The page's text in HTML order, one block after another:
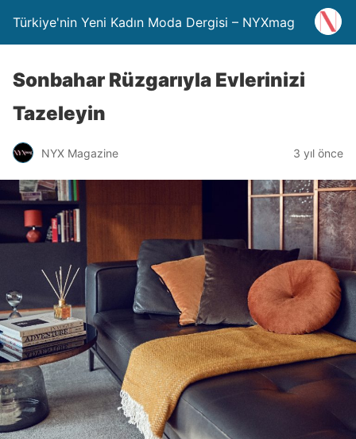
Türkiye'nin Yeni Kadın Moda Dergisi – NYXmag
Sonbahar Rüzgarıyla Evlerinizi
Tazeleyin
NYX Magazine 3 yıl önce